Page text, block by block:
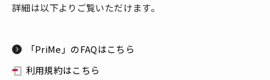
詳細は以下よりご覧いただけます。
「PriMe」のFAQはこちら
利用規約はこちら